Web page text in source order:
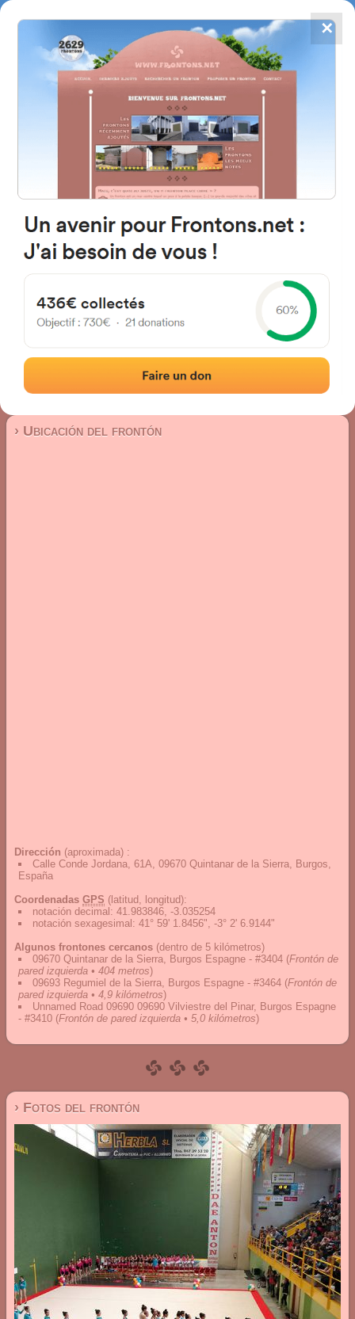
FRONTONS.NET
BUSCAR UN FRONTÓN
AÑADIR UN FRONTÓN
4784
frontones
09670 Quintanar de la Sierra,
Calle Con Jordana 61A España
Frontón de pared izquierda
Localización|Fotos|Comentarios y reseñas
› Ubicación del frontón
Dirección (aproximada) :
Calle Conde Jordana, 61A, 09670 Quintanar de la Sierra, Burgos,
España
Coordenadas GPS (latitud, longitud):
notación decimal : 41.983846, -3.035254
notación sexagesimal : 41° 59' 1.8456", -3° 2' 6.9144"
Algunos frontones cercanos (dentro de 5 kilómetros)
09670 Quintanar de la Sierra, Burgos Espagne - #3404 (Frontón de
pared izquierda • 404 metros)
09693 Regumiel de la Sierra, Burgos Espagne - #3464 (Frontón de
pared izquierda • 4,9 kilómetros)
Unnamed Road 09690 09690 Vilviestre del Pinar, Burgos Espagne
- #3410 (Frontón de pared izquierda • 5,0 kilómetros)
› Fotos del frontón
✕